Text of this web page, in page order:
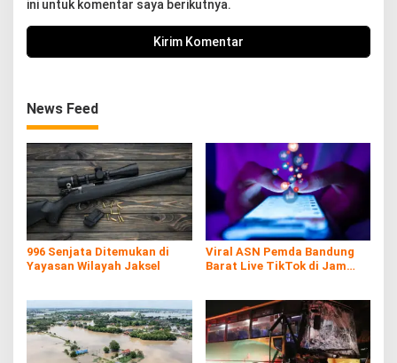
ini untuk komentar saya berikutnya.
News Feed
996 Senjata Ditemukan di
Yayasan Wilayah Jaksel
Viral ASN Pemda Bandung
Barat Live TikTok di Jam